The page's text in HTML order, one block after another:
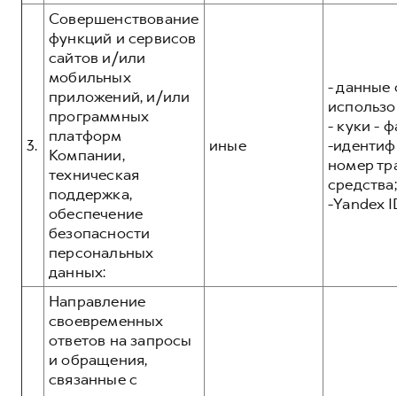
3.
Совершенствование
функций и сервисов
сайтов и/или
мобильных
приложений, и/или
программных
платформ
Компании,
техническая
поддержка,
обеспечение
безопасности
персональных
данных:
иные
- данные
- куки -
-
номер
средства;
-Yandex
Направление
своевременных
ответов на запросы
и обращения,
связанные с